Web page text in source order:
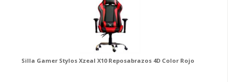
Silla Gamer Stylos Xzeal X10 Reposabrazos 4D Color Rojo